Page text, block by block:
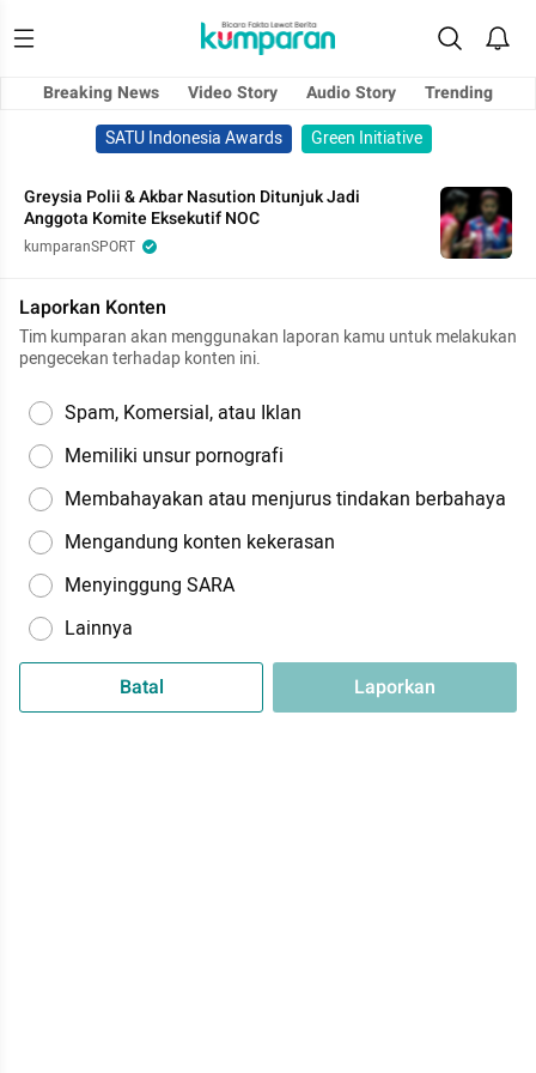
Breaking News Video Story Audio Story
Trending
SATU Indonesia Awards
Green Initiative
Greysia Polii & Akbar Nasution Ditunjuk Jadi
Anggota Komite Eksekutif NOC
kumparanSPORT
Laporkan Konten
Tim kumparan akan menggunakan laporan kamu untuk melakukan
pengecekan terhadap konten ini.
Spam, Komersial, atau Iklan
Memiliki unsur pornografi
Membahayakan atau menjurus tindakan berbahaya
Mengandung konten kekerasan
Menyinggung SARA
Lainnya
Batal Laporkan